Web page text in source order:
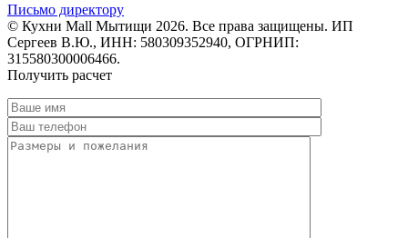
Письмо директору
© Кухни Mall Мытищи 2026. Все права защищены. ИП
Сергеев В.Ю., ИНН: 580309352940, ОГРНИП:
315580300006466.
Получить расчет